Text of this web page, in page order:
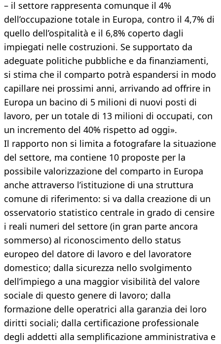
– il settore rappresenta comunque il 4%
dell’occupazione totale in Europa, contro il 4,7% di
quello dell’ospitalità e il 6,8% coperto dagli
impiegati nelle costruzioni. Se supportato da
adeguate politiche pubbliche e da finanziamenti,
si stima che il comparto potrà espandersi in modo
capillare nei prossimi anni, arrivando ad offrire in
Europa un bacino di 5 milioni di nuovi posti di
lavoro, per un totale di 13 milioni di occupati, con
un incremento del 40% rispetto ad oggi».
Il rapporto non si limita a fotografare la situazione
del settore, ma contiene 10 proposte per la
possibile valorizzazione del comparto in Europa
anche attraverso l’istituzione di una struttura
comune di riferimento: si va dalla creazione di un
osservatorio statistico centrale in grado di censire
i reali numeri del settore (in gran parte ancora
sommerso) al riconoscimento dello status
europeo del datore di lavoro e del lavoratore
domestico; dalla sicurezza nello svolgimento
dell’impiego a una maggior visibilità del valore
sociale di questo genere di lavoro; dalla
formazione delle operatrici alla garanzia dei loro
diritti sociali; dalla certificazione professionale
degli addetti alla semplificazione amministrativa e